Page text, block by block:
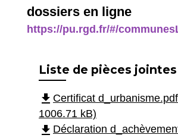
dossiers en ligne
https://pu.rgd.fr/#/
Liste de pièces jointes
file_download Certificat
1006.71 kB)
file_download Déclaration